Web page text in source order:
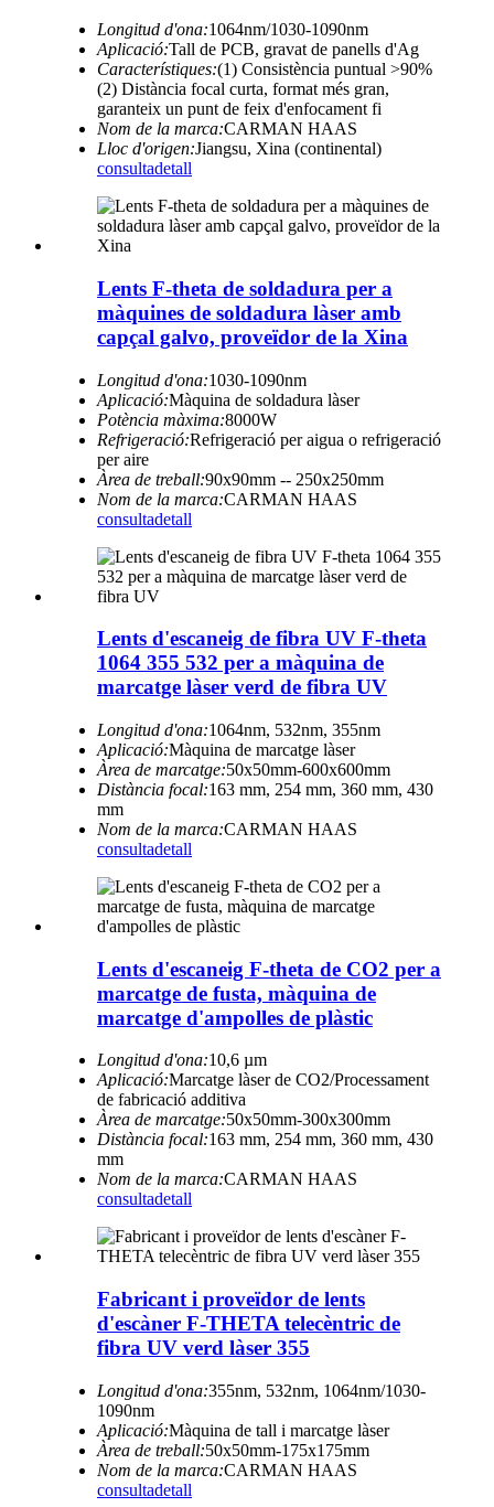
Longitud d'ona:1064nm/1030-1090nm
Aplicació:Tall de PCB, gravat de panells d'Ag
Característiques:(1) Consistència puntual >90%
(2) Distància focal curta, format més gran,
garanteix un punt de feix d'enfocament fi
Nom de la marca:CARMAN HAAS
Lloc d'origen:Jiangsu, Xina (continental)
consultadetall
Lents F-theta de soldadura per a
màquines de soldadura làser amb
capçal galvo, proveïdor de la Xina
Longitud d'ona:1030-1090nm
Aplicació:Màquina de soldadura làser
Potència màxima:8000W
Refrigeració:Refrigeració per aigua o refrigeració
per aire
Àrea de treball:90x90mm -- 250x250mm
Nom de la marca:CARMAN HAAS
consultadetall
Lents d'escaneig de fibra UV F-theta
1064 355 532 per a màquina de
marcatge làser verd de fibra UV
Longitud d'ona:1064nm, 532nm, 355nm
Aplicació:Màquina de marcatge làser
Àrea de marcatge:50x50mm-600x600mm
Distància focal:163 mm, 254 mm, 360 mm, 430
mm
Nom de la marca:CARMAN HAAS
consultadetall
Lents d'escaneig F-theta de CO2 per a
marcatge de fusta, màquina de
marcatge d'ampolles de plàstic
Longitud d'ona:10,6 µm
Aplicació:Marcatge làser de CO2/Processament
de fabricació additiva
Àrea de marcatge:50x50mm-300x300mm
Distància focal:163 mm, 254 mm, 360 mm, 430
mm
Nom de la marca:CARMAN HAAS
consultadetall
Fabricant i proveïdor de lents
d'escàner F-THETA telecèntric de
fibra UV verd làser 355
Longitud d'ona:355nm, 532nm, 1064nm/1030-
1090nm
Aplicació:Màquina de tall i marcatge làser
Àrea de treball:50x50mm-175x175mm
Nom de la marca:CARMAN HAAS
consultadetall